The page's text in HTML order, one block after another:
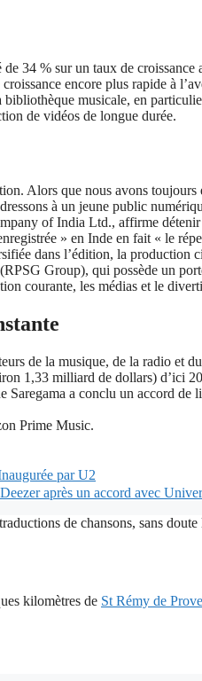
34 % sur un taux de
encore plus rapide à
musicale, en
de vidéos de longue durée.
Alors que nous avons
à un jeune public
of India Ltd., affirme
» en Inde en fait « le
dans l’édition, la
Group), qui possède un
courante, les médias et le
de la musique, de la radio et
1,33 milliard de dollars) d’ici
a conclu un accord
Prime Music.
par U2
après un accord avec
de chansons, sans
kilomètres de St Rémy de